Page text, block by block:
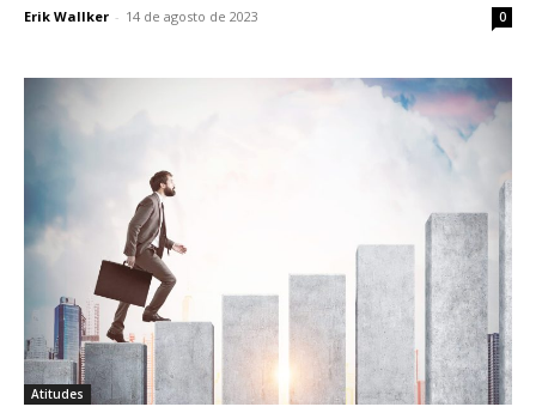
Erik Wallker - 14 de agosto de 2023 0
Atitudes